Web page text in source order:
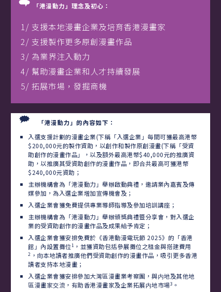
「港漫動力」理念及初心：
1/ 支援本地漫畫企業及培育香港漫畫家
2/ 支援製作更多原創漫畫作品
3/ 為業界注入動力
4/ 幫助漫畫企業和人才持續發展
5/ 拓展市場，發掘商機
「港漫動力」的內容如下：
入選支援計劃的漫畫企業(下稱「入選企業」每間可獲最高港幣
$200,000元的製作資助，以創作和製作原創漫畫(下稱「受資
助創作的漫畫作品」，以及額外最高港幣$40,000元的推廣資
助，以推廣其受資助創作的漫畫作品，即合共最高可獲港幣
$240,000元資助；
主辦機構會為「港漫動力」舉辦啟動典禮，邀請業內嘉賓及傳
媒參加，為入選企業增加宣傳機會及；
入選企業會獲免費提供專業導師指導及參加培訓講座；
主辦機構會為「港漫動力」舉辦頒獎典禮暨分享會，對入選企
業的受資助創作的漫畫作品及成果給予肯定；
入選企業會獲安排免費於《香港動漫電玩節 2025》的「香港
館」內設置攤位 1 ，並獲資助包括參展攤位之租金與搭建費用
2 ，向本地讀者推廣他們受資助創作的漫畫作品，吸引更多香港
讀者支持本地漫畫；
入選企業會獲安排參加大灣區漫畫業考察團，與内地及其他地
區漫畫家交流，有助香港漫畫家及企業拓展内地市場3 。